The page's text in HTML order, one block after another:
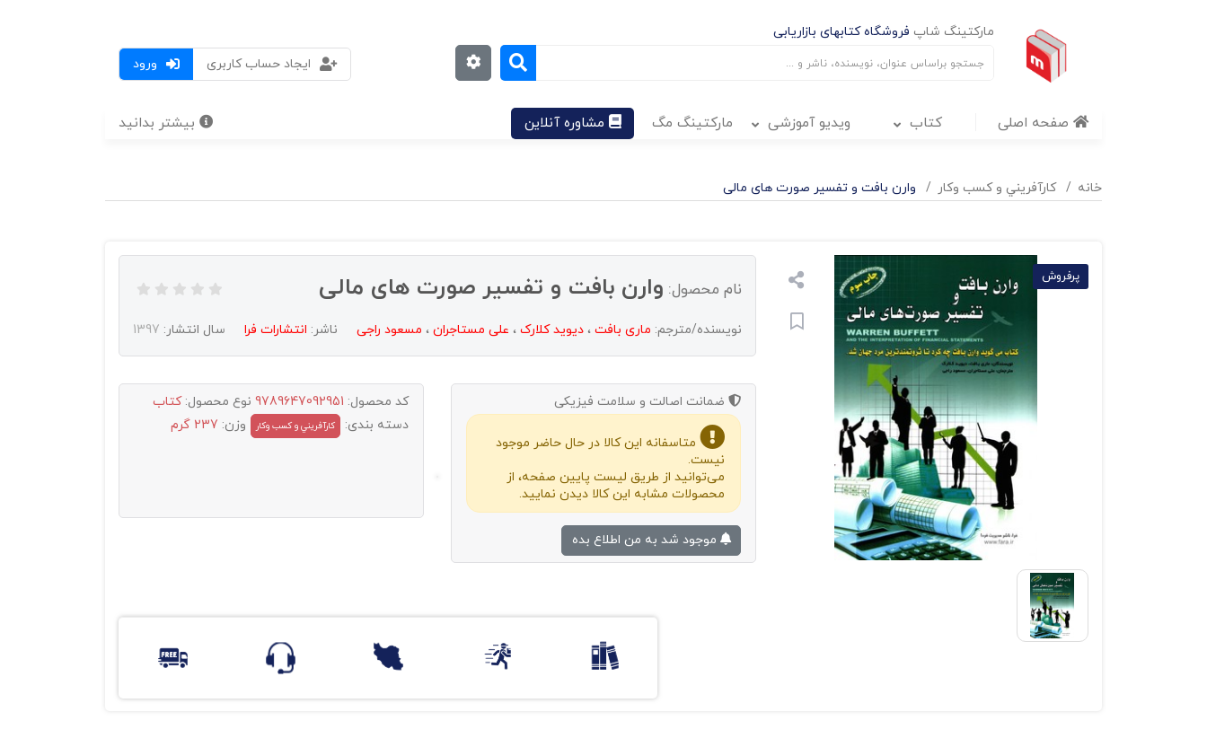
مارکتینگ شاپ فروشگاه کتابهای بازاریابی
ورود
ایجاد حساب کاربری
صفحه اصلی کتاب ویدیو آموزشی مارکتینگ مگ مشاوره آنلاین بیشتر بدانید
خانه کارآفريني و کسب وکار وارن بافت و تفسیر صورت های مالی
پرفروش
نام محصول: وارن بافت و تفسیر صورت های مالی
نویسنده/مترجم: ماری بافت ، دیوید کلارک ، علی مستاجران ، مسعود راجی ناشر: انتشارات فرا سال انتشار: 1397
ضمانت اصالت و سلامت فیزیکی
متاسفانه این کالا در حال حاضر موجود
نیست.
می‌توانید از طریق لیست پایین صفحه، از
محصولات مشابه این کالا دیدن نمایید.
کد محصول: 9789647092951 نوع محصول:کتاب
دسته بندی:
کارآفريني و کسب وکار وزن: 237 گرم